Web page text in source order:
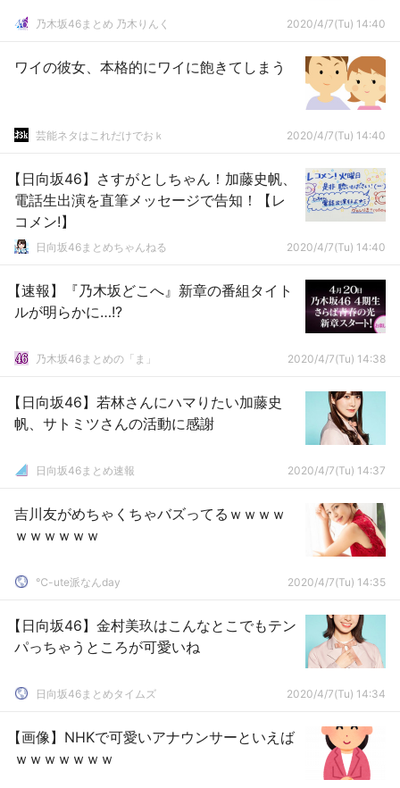
乃木坂46まとめ 乃木りんく 2020/4/7(Tu) 14:40
ワイの彼女、本格的にワイに飽きてしまう
芸能ネタはこれだけでおｋ 2020/4/7(Tu) 14:40
【日向坂46】さすがとしちゃん！加藤史帆、
電話生出演を直筆メッセージで告知！【レ
コメン!】
日向坂46まとめちゃんねる 2020/4/7(Tu) 14:40
【速報】『乃木坂どこへ』新章の番組タイト
ルが明らかに…!?
乃木坂46まとめの「ま」 2020/4/7(Tu) 14:38
【日向坂46】若林さんにハマりたい加藤史
帆、サトミツさんの活動に感謝
日向坂46まとめ速報 2020/4/7(Tu) 14:37
吉川友がめちゃくちゃバズってるｗｗｗｗ
ｗｗｗｗｗｗ
℃-ute派なんday 2020/4/7(Tu) 14:35
【日向坂46】金村美玖はこんなとこでもテン
パっちゃうところが可愛いね
日向坂46まとめタイムズ 2020/4/7(Tu) 14:34
【画像】NHKで可愛いアナウンサーといえば
ｗｗｗｗｗｗｗ